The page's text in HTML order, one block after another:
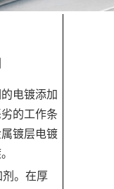
电镀添加
的工作条
镀层电镀
剂。在厚